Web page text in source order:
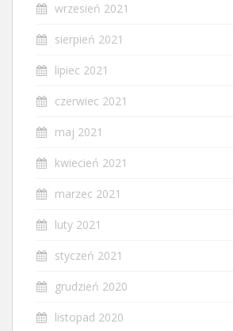
wrzesień 2021
sierpień 2021
lipiec 2021
czerwiec 2021
maj 2021
kwiecień 2021
marzec 2021
luty 2021
styczeń 2021
grudzień 2020
listopad 2020